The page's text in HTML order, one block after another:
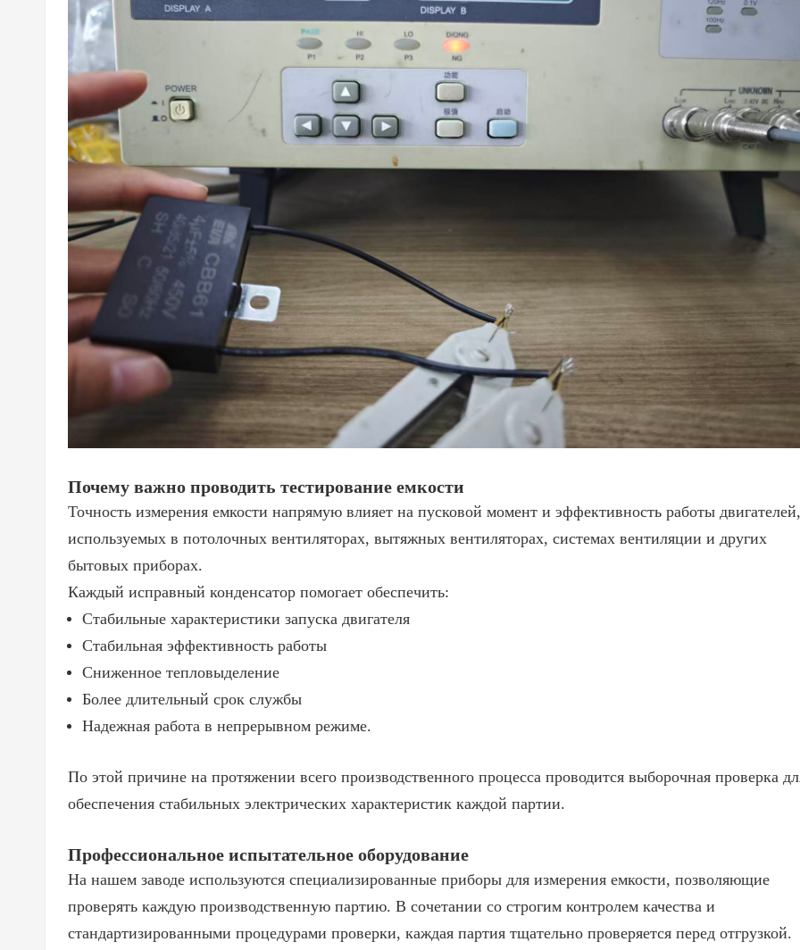
Почему важно проводить тестирование емкости
Точность измерения емкости напрямую влияет на пусковой момент и эффективность работы двигателей,
используемых в потолочных вентиляторах, вытяжных вентиляторах, системах вентиляции и других
бытовых приборах.
Каждый исправный конденсатор помогает обеспечить:
Стабильные характеристики запуска двигателя
Стабильная эффективность работы
Сниженное тепловыделение
Более длительный срок службы
Надежная работа в непрерывном режиме.
По этой причине на протяжении всего производственного процесса проводится выборочная проверка
обеспечения стабильных электрических характеристик каждой партии.
Профессиональное испытательное оборудование
На нашем заводе используются специализированные приборы для измерения емкости, позволяющие
проверять каждую производственную партию. В сочетании со строгим контролем качества и
стандартизированными процедурами проверки, каждая партия тщательно проверяется перед отгрузкой.